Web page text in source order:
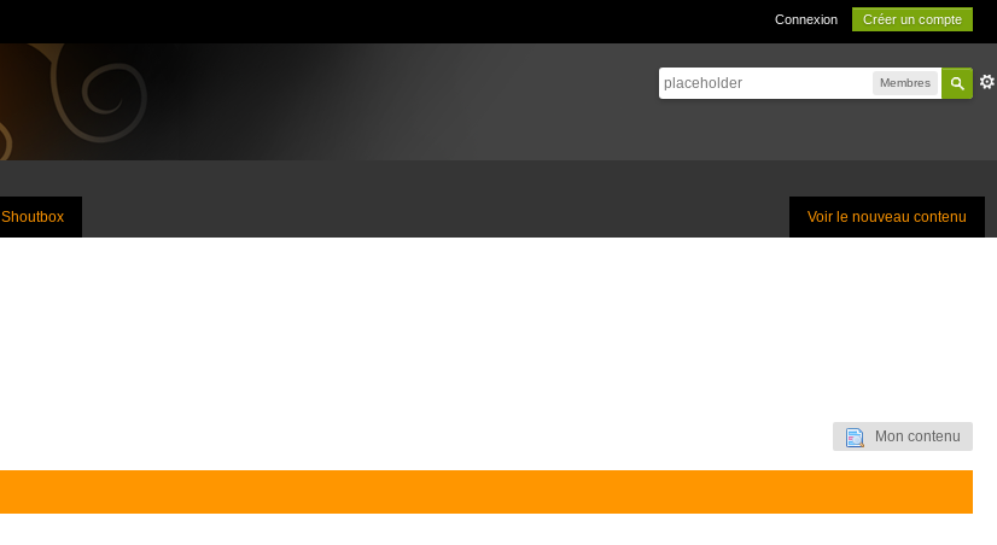
Connexion Créer un compte
Membres
Voir le nouveau contenu
Shoutbox
Mon contenu